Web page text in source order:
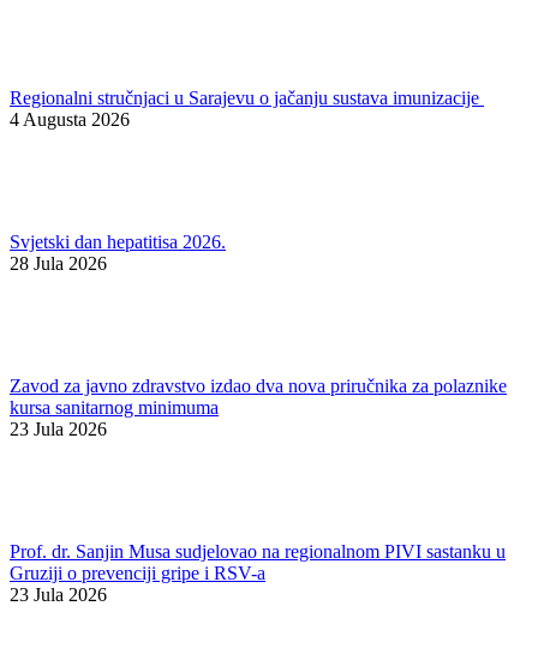
Regionalni stručnjaci u Sarajevu o jačanju sustava imunizacije
4 Augusta 2026
Svjetski dan hepatitisa 2026.
28 Jula 2026
Zavod za javno zdravstvo izdao dva nova priručnika za polaznike
kursa sanitarnog minimuma
23 Jula 2026
Prof. dr. Sanjin Musa sudjelovao na regionalnom PIVI sastanku u
Gruziji o prevenciji gripe i RSV-a
23 Jula 2026